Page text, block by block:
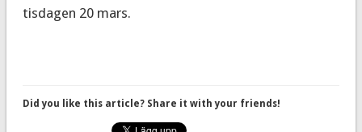
tisdagen 20 mars.
Did you like this article? Share it with your friends!